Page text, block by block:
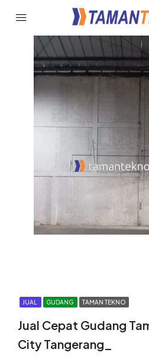
JUAL GUDANG TAMAN TEKNO
Jual Cepat Gudang
City Tangerang_